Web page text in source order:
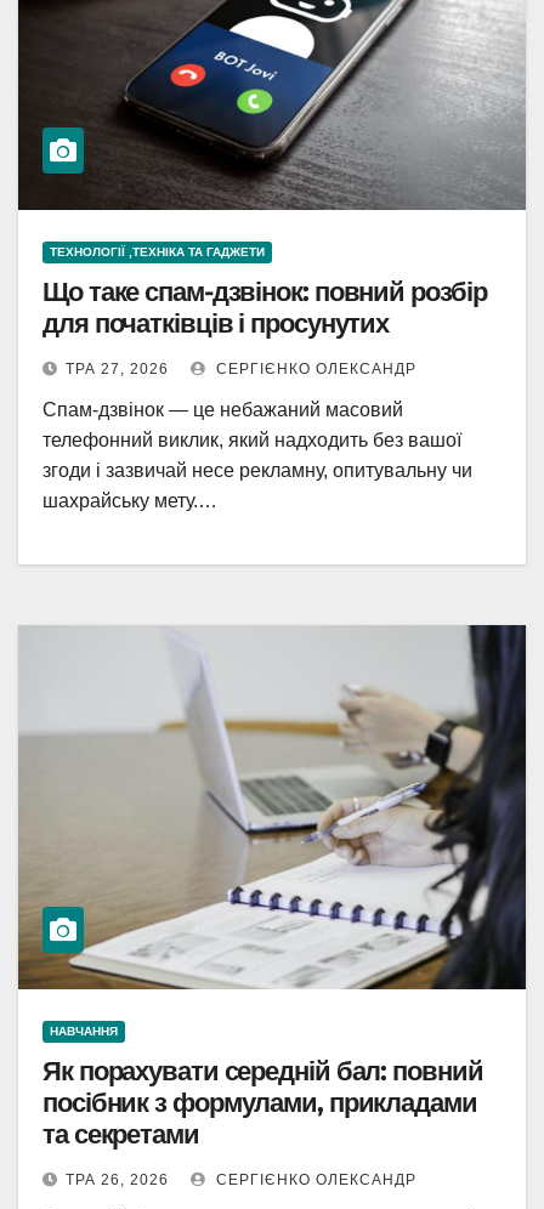
ТЕХНОЛОГІЇ ,ТЕХНІКА ТА ГАДЖЕТИ
Що таке спам-дзвінок: повний розбір
для початківців і просунутих
ТРА 27, 2026 СЕРГІЄНКО ОЛЕКСАНДР
Спам-дзвінок — це небажаний масовий
телефонний виклик, який надходить без вашої
згоди і зазвичай несе рекламну, опитувальну чи
шахрайську мету.…
НАВЧАННЯ
Як порахувати середній бал: повний
посібник з формулами, прикладами
та секретами
ТРА 26, 2026 СЕРГІЄНКО ОЛЕКСАНДР